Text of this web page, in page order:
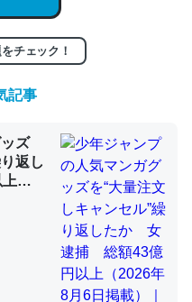
（１） - conceptualization
伏線」は回収されないけ
。進化すればするほど分
（１） - conceptualization
チェック！
記事
ズ
返し